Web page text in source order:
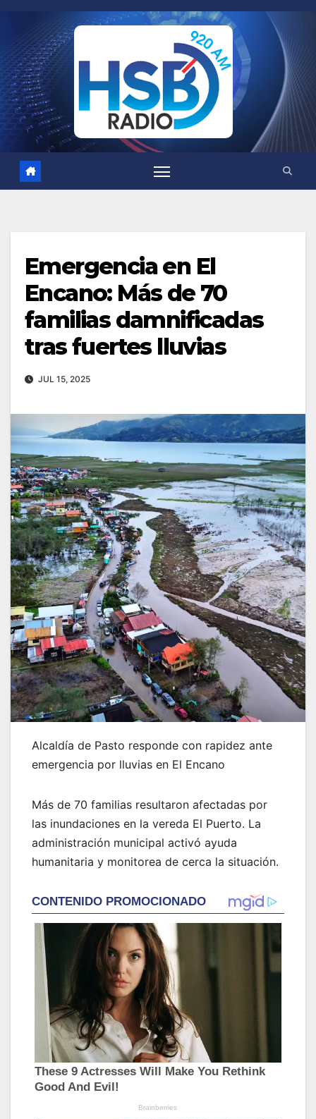
contenido
Emergencia en El
Encano: Más de 70
familias damnificadas
tras fuertes lluvias
JUL 15, 2025
Alcaldía de Pasto responde con rapidez ante
emergencia por lluvias en El Encano
Más de 70 familias resultaron afectadas por
las inundaciones en la vereda El Puerto. La
administración municipal activó ayuda
humanitaria y monitorea de cerca la situación.